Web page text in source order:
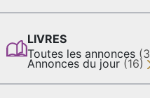
LIVRES
Toutes les annonces
Annonces du jour (16)